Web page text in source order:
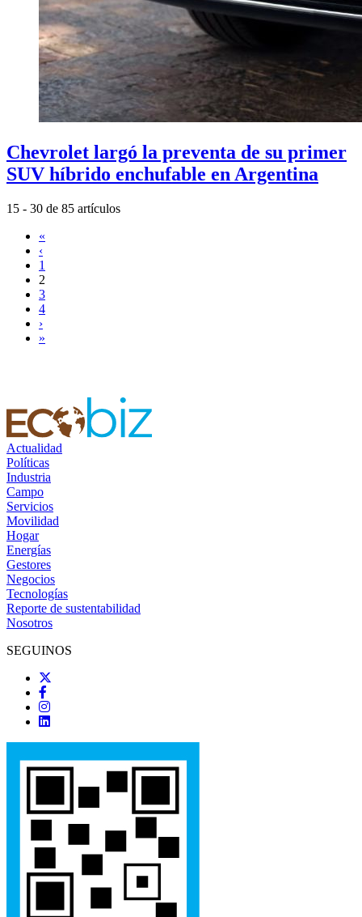
Chevrolet largó la preventa de su primer
SUV híbrido enchufable en Argentina
15 - 30 de 85 artículos
«
‹
1
2
3
4
›
»
Actualidad
Políticas
Industria
Campo
Servicios
Movilidad
Hogar
Energías
Gestores
Negocios
Tecnologías
Reporte de sustentabilidad
Nosotros
SEGUINOS